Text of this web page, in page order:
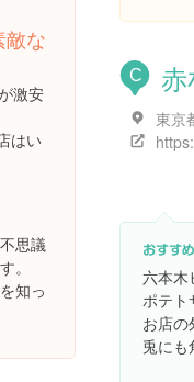
敵な
激安
はい
思議
。
知っ
C
東京
六本木
ポテト
お店の
兎にも